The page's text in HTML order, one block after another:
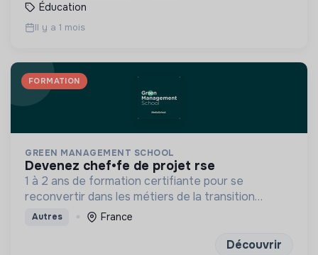
Éducation
Il y a 1 mois
FORMATION
GREEN MANAGEMENT SCHOOL
devenez chef•fe de projet rse
1 à 2 ans de formation certifiante pour se
reconvertir dans les métiers de la transition
écologique et solidaire
Autres France
Découvrir